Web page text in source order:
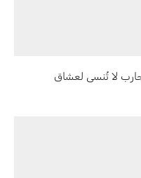
لا تُنسى لعشاق